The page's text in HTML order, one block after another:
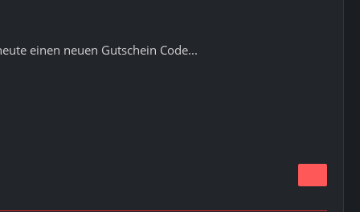
einen neuen Gutschein Code...